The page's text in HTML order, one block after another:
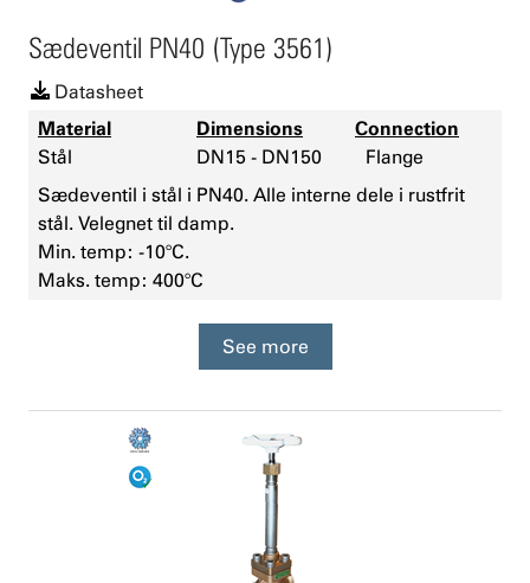
Sædeventil PN40 (Type 3561)
Datasheet
Material
Stål
Dimensions
DN15 - DN150
Connection
Flange
Sædeventil i stål i PN40. Alle interne dele i rustfrit
stål. Velegnet til damp.
Min. temp: -10°C.
Maks. temp: 400°C
See more